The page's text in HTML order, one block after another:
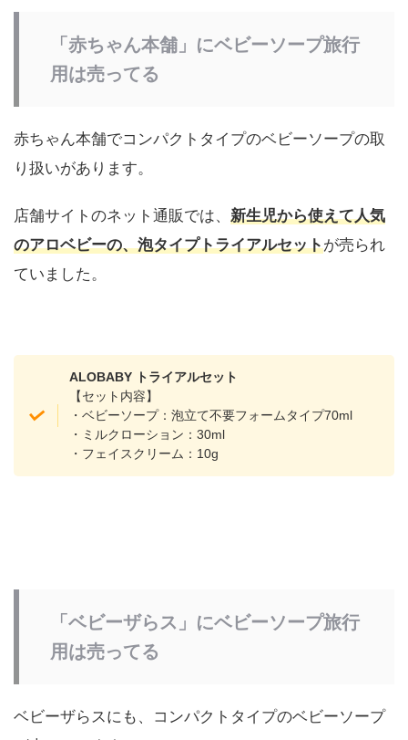
「赤ちゃん本舗」にベビーソープ旅行
用は売ってる
赤ちゃん本舗でコンパクトタイプのベビーソープの取
り扱いがあります。
店舗サイトのネット通販では、 新生児から使えて人気
のアロベビーの、泡タイプトライアルセットが売られ
ていました。
ALOBABY トライアルセット
【セット内容】
・ベビーソープ：泡立て不要フォームタイプ70ml
・ミルクローション：30ml
・フェイスクリーム：10g
「ベビーザらス」にベビーソープ旅行
用は売ってる
ベビーザらスにも、コンパクトタイプのベビーソープ